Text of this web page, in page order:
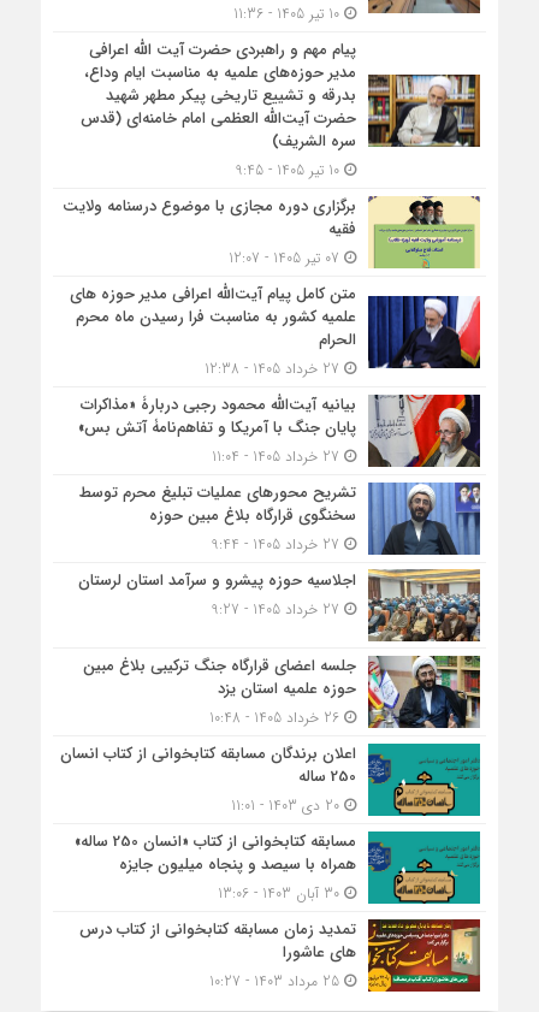
10 تیر 1405 - 11:36
پیام مهم و راهبردی حضرت آیت الله اعرافی
مدیر حوزه‌های علمیه به مناسبت ایام وداع،
بدرقه و تشییع تاریخی پیکر مطهر شهید
حضرت آیت‌الله العظمی امام خامنه‌ای (قدس
سره الشریف)
10 تیر 1405 - 9:45
برگزاری دوره مجازی با موضوع درسنامه ولایت
فقیه
متن کامل پیام آیت‌الله اعرافی مدیر حوزه های
علمیه کشور به مناسبت فرا رسیدن ماه محرم
الحرام
بیانیه آیت‌الله محمود رجبی دربارۀ «مذاکرات
پایان جنگ با آمریکا و تفاهم‌نامۀ آتش بس»
تشریح محورهای عملیات تبلیغ محرم توسط
سخنگوی قرارگاه بلاغ مبین حوزه
اجلاسیه حوزه پیشرو و سرآمد استان لرستان
جلسه اعضای قرارگاه جنگ ترکیبی بلاغ مبین
حوزه علمیه استان یزد
26 خرداد 1405 - 10:48
اعلان برندگان مسابقه کتابخوانی از کتاب انسان
250 ساله
20 دی 1403 - 11:01
مسابقه کتاب‎خوانی از کتاب «انسان 250 ساله»
همراه با سیصد و پنجاه میلیون جایزه
30 آبان 1403 - 13:06
تمدید زمان مسابقه کتابخوانی از کتاب درس
های عاشورا
25 مرداد 1403 - 10:27